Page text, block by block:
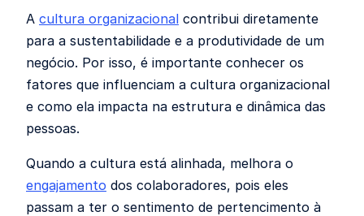
A cultura organizacional contribui diretamente
para a sustentabilidade e a produtividade de um
negócio. Por isso, é importante conhecer os
fatores que influenciam a cultura organizacional
e como ela impacta na estrutura e dinâmica das
pessoas.
Quando a cultura está alinhada, melhora o
engajamento dos colaboradores, pois eles
passam a ter o sentimento de pertencimento à